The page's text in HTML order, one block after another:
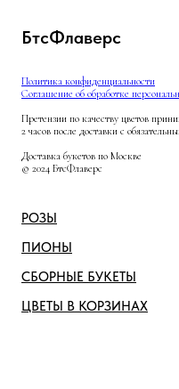
БтсФлаверс
Политика конфиденциальности
Соглашение об обработке
Претензии по качеству цветов
2 часов после доставки с
Доставка букетов по Москве
© 2024 БтсФлаверс
РОЗЫ
ПИОНЫ
СБОРНЫЕ БУКЕТЫ
ЦВЕТЫ В КОРЗИНАХ